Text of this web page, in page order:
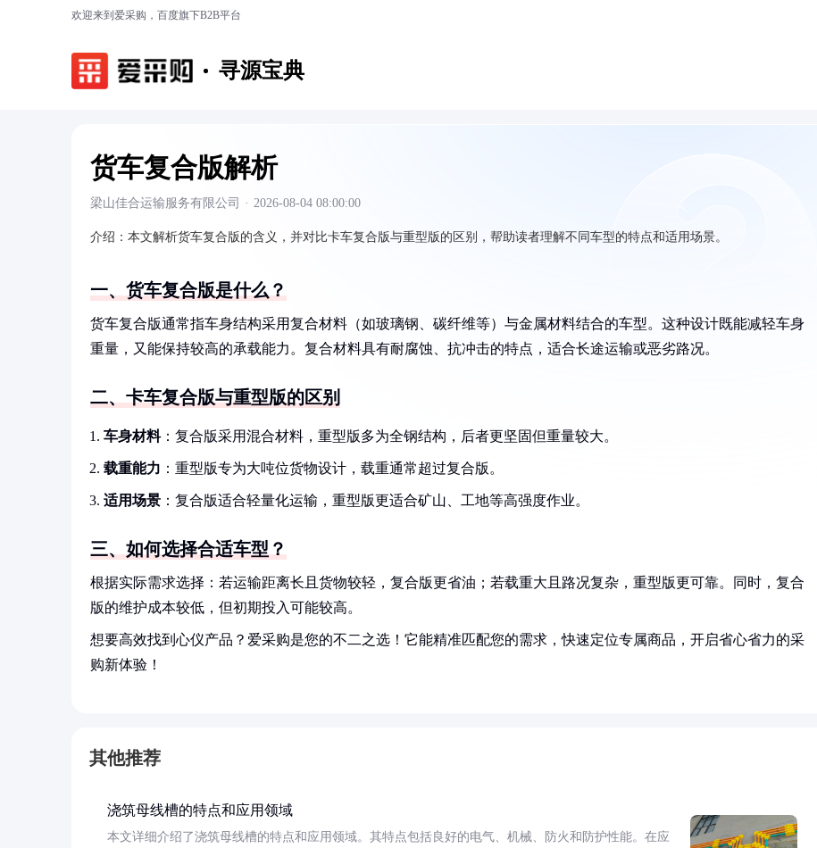
欢迎来到爱采购，百度旗下B2B平台
寻源宝典
货车复合版解析
梁山佳合运输服务有限公司 · 2026-08-04 08:00:00
介绍： 本文解析货车复合版的含义，并对比卡车复合版与重型版的区别，帮助读者理解不同车型的特点和适用场景。
一、货车复合版是什么？
货车复合版通常指车身结构采用复合材料（如玻璃钢、碳纤维等）与金属材料结合的车型。这种设计既能减轻车身
重量，又能保持较高的承载能力。复合材料具有耐腐蚀、抗冲击的特点，适合长途运输或恶劣路况。
二、卡车复合版与重型版的区别
车身材料：复合版采用混合材料，重型版多为全钢结构，后者更坚固但重量较大。
载重能力 ：重型版专为大吨位货物设计，载重通常超过复合版。
适用场景 ：复合版适合轻量化运输，重型版更适合矿山、工地等高强度作业。
三、如何选择合适车型？
根据实际需求选择：若运输距离长且货物较轻，复合版更省油；若载重大且路况复杂，重型版更可靠。同时，复合
版的维护成本较低，但初期投入可能较高。
想要高效找到心仪产品？爱采购是您的不二之选！它能精准匹配您的需求，快速定位专属商品，开启省心省力的采
购新体验！
其他推荐
浇筑母线槽的特点和应用领域
本文详细介绍了浇筑母线槽的特点和应用领域。其特点包括良好的电气、机械、防火和防护性能。在应